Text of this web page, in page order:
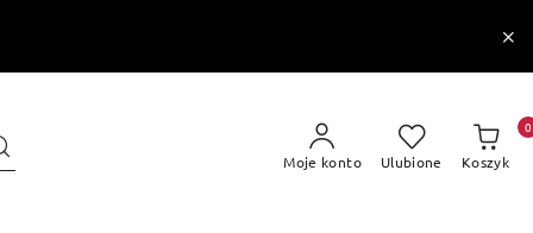
Moje konto Ulubione Koszyk
0